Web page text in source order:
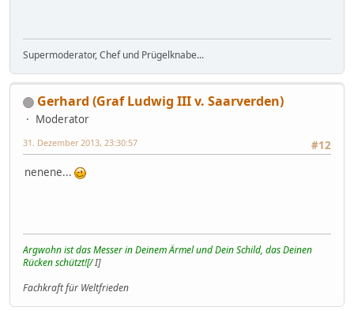
Supermoderator, Chef und Prügelknabe...
Gerhard (Graf Ludwig III v. Saarverden)
Moderator
#12
31. Dezember 2013, 23:30:57
nenene...
Argwohn ist das Messer in Deinem Ärmel und Dein Schild, das Deinen
Rücken schützt![/I]
Fachkraft für Weltfrieden